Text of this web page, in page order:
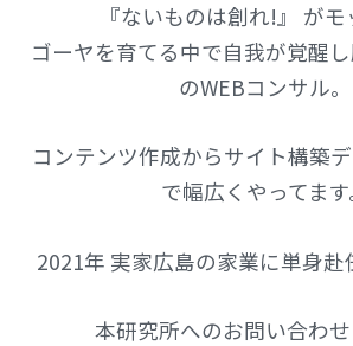
『ないものは創れ!』 がモ
ゴーヤを育てる中で自我が覚醒
のWEBコンサル。
コンテンツ作成からサイト構築
で幅広くやってます
2021年 実家広島の家業に単身赴
本研究所へのお問い合わ